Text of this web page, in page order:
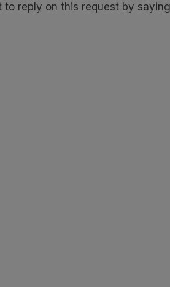
to reply on this request by